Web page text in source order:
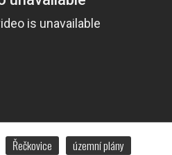
Řečkovice územní plány